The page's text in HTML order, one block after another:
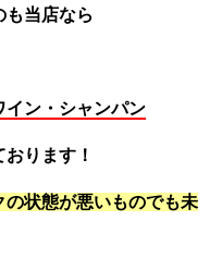
も当店なら
イン・シャンパン
ります！
状態が悪いものでも未